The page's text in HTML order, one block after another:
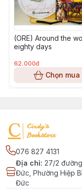
(ORE) Around the
eighty days
62.000đ
Chọn mua
076 827 4131
Địa chỉ: 27/2
Đức, Phường Hiệp
Đức